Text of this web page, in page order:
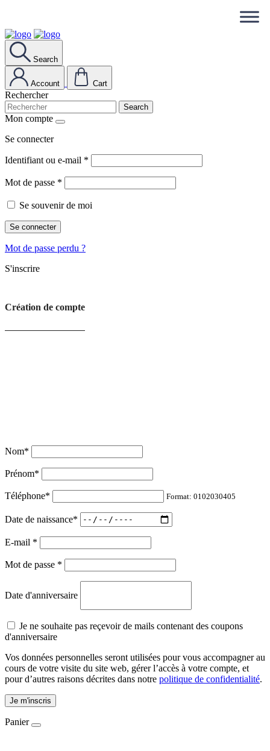
Search
Account Cart
Rechercher
Search
Mon compte
Se connecter
Identifiant ou e-mail *
Mot de passe *
Se souvenir de moi
Se connecter
Mot de passe perdu ?
S'inscrire
Création de compte
Nom*
Prénom*
Téléphone* Format: 0102030405
Date de naissance*
E-mail *
Mot de passe *
Date d'anniversaire
Je ne souhaite pas reçevoir de mails contenant des coupons
d'anniversaire
Vos données personnelles seront utilisées pour vous accompagner au
cours de votre visite du site web, gérer l’accès à votre compte, et
pour d’autres raisons décrites dans notre politique de confidentialité.
Je m'inscris
Panier